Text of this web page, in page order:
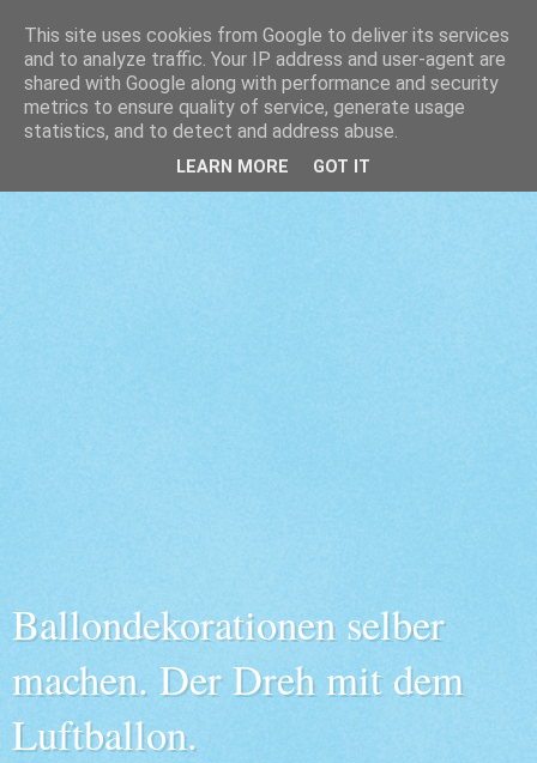
Ballondekorationen selber
machen. Der Dreh mit dem
Luftballon.
This site uses cookies from Google to deliver its services
and to analyze traffic. Your IP address and user-agent are
shared with Google along with performance and security
metrics to ensure quality of service, generate usage
statistics, and to detect and address abuse.
LEARN MORE GOT IT